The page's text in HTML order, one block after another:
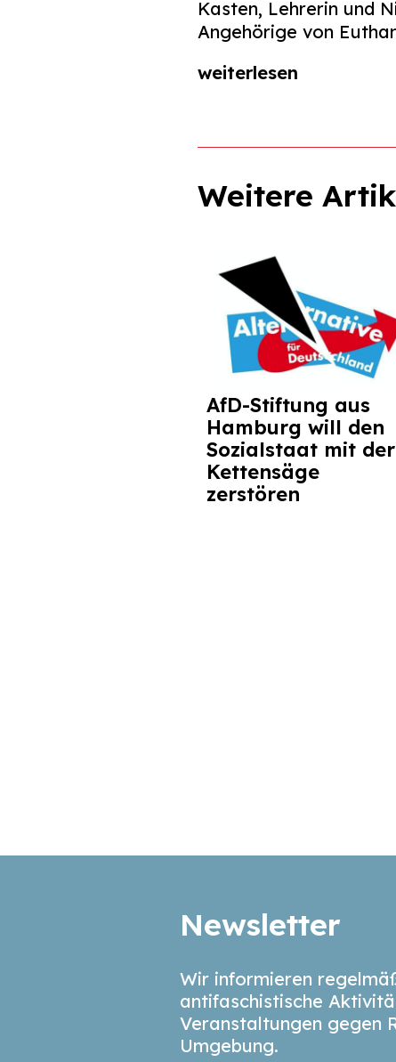
Kasten, Lehrerin und
Angehörige von
weiterlesen
Weitere
AfD-Stiftung aus
Hamburg will den
Sozialstaat mit der
Kettensäge
zerstören
Newsletter
Wir informieren
antifaschistische
Veranstaltungen gegen
Umgebung.